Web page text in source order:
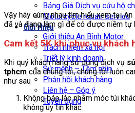
Bảng Giá Dịch vụ cứu hộ
Motorcycle repair service
Giới thiệu
Giới thiệu An Bình Motor
Trách nhiệm xã hội
Triết lý kinh doanh
Sứ mệnh – Tầm nhìn
Phản hồi khách hàng
Liên hệ – Góp ý
Tuyển dụng
Vậy hãy cùng nhau tìm hiểu xem tại
đã và đang làm gì để có được niềm tự
Cam kết 5K khi phục vụ khách
Khi quý khách hàng sử dụng dịch vụ
tphcm của chúng tôi, chúng tôi luôn
như sau
Không báo láo nhằm móc túi
không uy tín khác.